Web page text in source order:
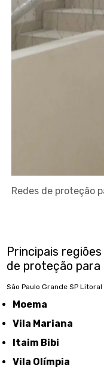
Redes de proteção
Principais
de proteção para
São Paulo Grande SP Litoral
Moema
Vila Mariana
Itaim Bibi
Vila Olímpia